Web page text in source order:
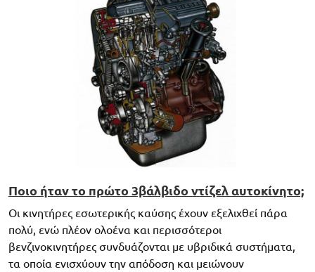
Ποιο ήταν το πρώτο 3βάλβιδο ντίζελ αυτοκίνητο;
Οι κινητήρες εσωτερικής καύσης έχουν εξελιχθεί πάρα
πολύ, ενώ πλέον ολοένα και περισσότεροι
βενζινοκινητήρες συνδυάζονται με υβριδικά συστήματα,
τα οποία ενισχύουν την απόδοση και μειώνουν